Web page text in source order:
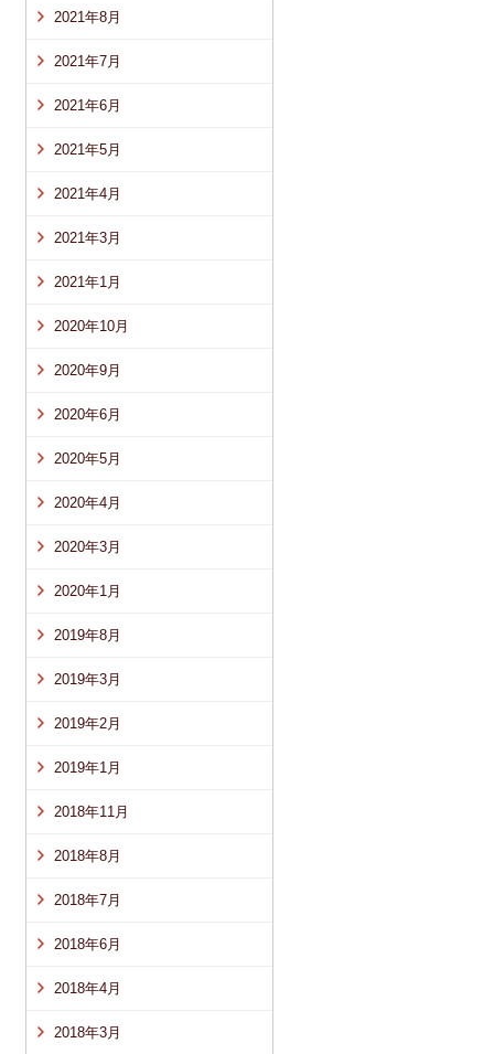
2021年8月
2021年7月
2021年6月
2021年5月
2021年4月
2021年3月
2021年1月
2020年10月
2020年9月
2020年6月
2020年5月
2020年4月
2020年3月
2020年1月
2019年8月
2019年3月
2019年2月
2019年1月
2018年11月
2018年8月
2018年7月
2018年6月
2018年4月
2018年3月